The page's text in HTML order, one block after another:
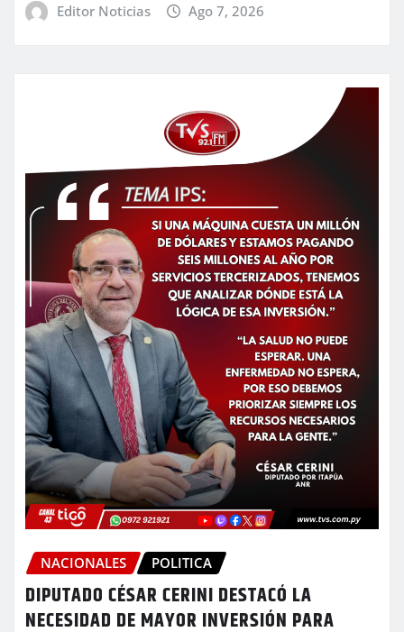
Editor Noticias Ago 7, 2026
NACIONALES POLITICA
DIPUTADO CÉSAR CERINI DESTACÓ LA
NECESIDAD DE MAYOR INVERSIÓN PARA